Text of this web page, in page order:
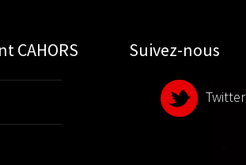
CAHORS Suivez-nous
Twitter